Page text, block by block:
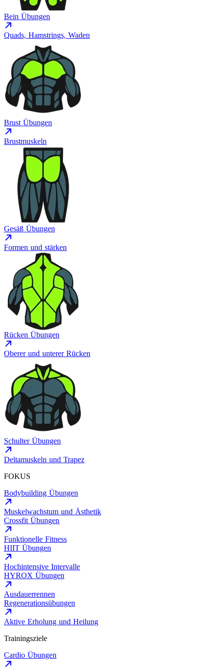
Bein Übungen
Quads, Hamstrings, Waden
Brust Übungen
Brustmuskeln
Gesäß Übungen
Formen und stärken
Rücken Übungen
Oberer und unterer Rücken
Schulter Übungen
Deltamuskeln und Trapez
FOKUS
Bodybuilding Übungen
Muskelwachstum und Ästhetik
Crossfit Übungen
Funktionelle Fitness
HIIT Übungen
Hochintensive Intervalle
HYROX Übungen
Ausdauerrennen
Regenerationsübungen
Aktive Erholung und Heilung
Trainingsziele
Cardio Übungen